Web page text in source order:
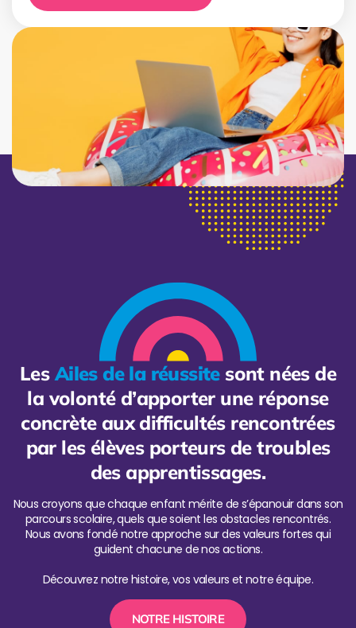
LesAiles de la réussitesont nées de
la volonté d’apporter une réponse
concrète aux difficultés rencontrées
par les élèves porteurs de troubles
des apprentissages.
Nous croyons que chaque enfant mérite de s’épanouir dans son
parcours scolaire, quels que soient les obstacles rencontrés.
Nous avons fondé notre approche sur des valeurs fortes qui
guident chacune de nos actions.
Découvrez notre histoire, vos valeurs et notre équipe.
NOTRE HISTOIRE